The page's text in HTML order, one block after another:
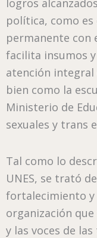
logros
política, como
permanente con
facilita insumos
atención integral
bien como la
Ministerio de
sexuales y trans
Tal como lo
UNES, se trató
fortalecimiento y
organización
y las voces de